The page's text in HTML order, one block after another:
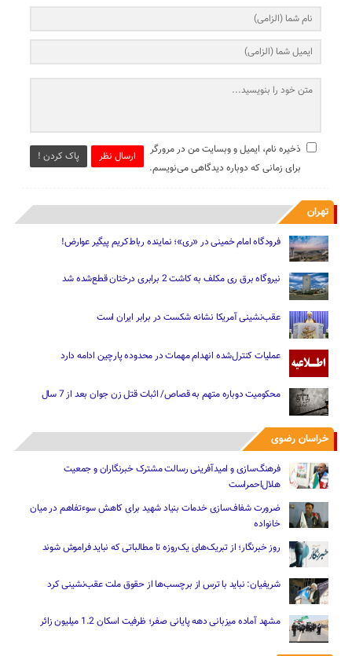
ارسال نظر پاک کردن !
ذخیره نام، ایمیل و وبسایت من در مرورگر
برای زمانی که دوباره دیدگاهی می‌نویسم.
تهران
فرودگاه امام خمینی در «ری»؛ نماینده رباط‌کریم پیگیر عوارض!
نیروگاه برق ری مکلف به کاشت 2 برابری درختان قطع‌شده شد
عقب‌نشینی آمریکا نشانه شکست در برابر ایران است
عملیات کنترل‌شده انهدام مهمات در محدوده پارچین ادامه دارد
محکومیت دوباره متهم به قصاص/ اثبات قتل زن جوان بعد از 7 سال
خراسان رضوی
فرهنگ‌سازی و امیدآفرینی رسالت‌ مشترک خبرنگاران و جمعیت
هلال‌احمراست
ضرورت شفاف‌سازی خدمات بنیاد شهید برای کاهش سوءتفاهم‌ در میان
خانواده
روز خبرنگار؛ از تبریک‌های یک‌روزه تا مطالباتی که نباید فراموش شوند
شریفیان: نباید با ترس از برچسب‌ها از حقوق ملت عقب‌نشینی کرد
مشهد آماده میزبانی دهه پایانی صفر؛ ظرفیت اسکان 1.2 میلیون زائر